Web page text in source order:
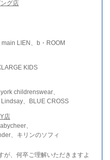
グ店
LIEN、b・ROOM
KIDS
childrenswear、
、BLUE CROSS
店
、
、キリンのソフィ
が、何卒ご理解いただきますよ